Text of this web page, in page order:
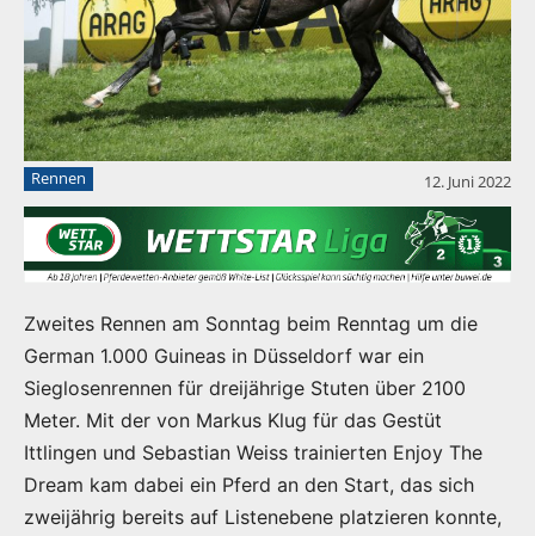
Rennen 12. Juni 2022
Zweites Rennen am Sonntag beim Renntag um die
German 1.000 Guineas in Düsseldorf war ein
Sieglosenrennen für dreijährige Stuten über 2100
Meter. Mit der von Markus Klug für das Gestüt
Ittlingen und Sebastian Weiss trainierten Enjoy The
Dream kam dabei ein Pferd an den Start, das sich
zweijährig bereits auf Listenebene platzieren konnte,